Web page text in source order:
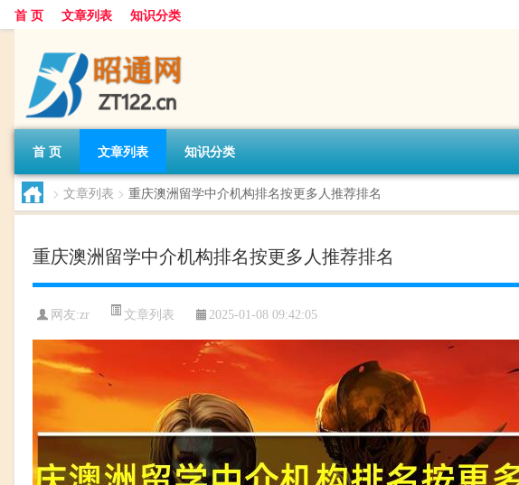
首 页 文章列表 知识分类
首 页 文章列表 知识分类
> 文章列表 > 重庆澳洲留学中介机构排名按更多人推荐排名
重庆澳洲留学中介机构排名按更多人推荐排名
网友:zr 文章列表 2025-01-08 09:42:05